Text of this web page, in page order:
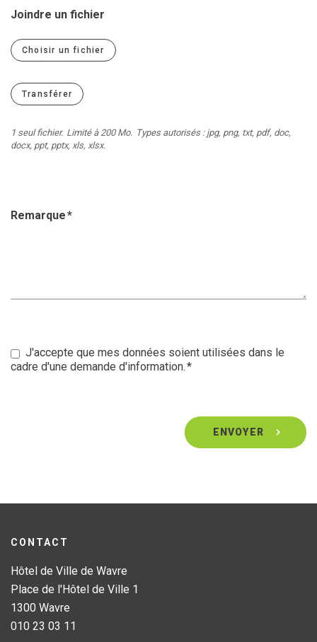
Journaliste
Nouvel habitant
Parent
Touriste
Offres d'emploi
Règlements communaux
Objets trouvés
Grands chantiers
Joindre un fichier
Choisir un fichier
1 seul fichier. Limité à 200 Mo. Types autorisés : jpg, png, txt, pdf, doc,
docx, ppt, pptx, xls, xlsx.
Remarque
J'accepte que mes données soient utilisées dans le
cadre d'une demande d'information.
CONTACT
Hôtel de Ville de Wavre
Place de l'Hôtel de Ville 1
1300 Wavre
010 23 03 11